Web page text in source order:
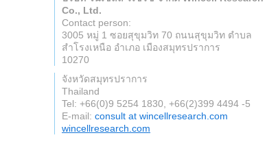
Co., Ltd.
Contact person:
3005 หมู่ 1 ซอยสุขุมวิท 70 ถนนสุขุมวิท ตำบล
สำโรงเหนือ อำเภอ เมืองสมุทรปราการ
10270
จังหวัดสมุทรปราการ
Thailand
Tel: +66(0)9 5254 1830, +66(2)399 4494 -5
E-mail: consult at wincellresearch.com
wincellresearch.com